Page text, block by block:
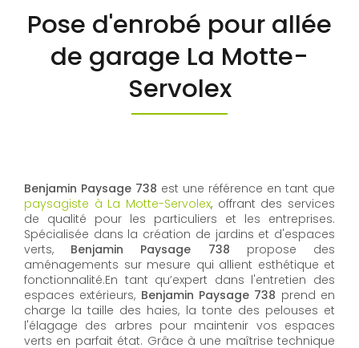
Pose d'enrobé pour allée
de garage La Motte-
Servolex
Benjamin Paysage 738 est une référence en tant que
paysagiste à La Motte-Servolex, offrant des services
de qualité pour les particuliers et les entreprises.
Spécialisée dans la création de jardins et d'espaces
verts, Benjamin Paysage 738 propose des
aménagements sur mesure qui allient esthétique et
fonctionnalité.En tant qu’expert dans l'entretien des
espaces extérieurs, Benjamin Paysage 738 prend en
charge la taille des haies, la tonte des pelouses et
l'élagage des arbres pour maintenir vos espaces
verts en parfait état. Grâce à une maîtrise technique